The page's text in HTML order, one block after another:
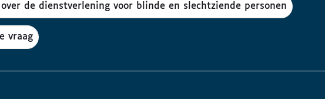
de dienstverlening voor blinde en slechtziende personen
vraag